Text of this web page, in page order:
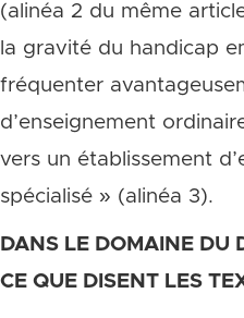
(alinéa 2 du même
la gravité du handicap
fréquenter
d’enseignement
vers un établissement
spécialisé » (alinéa 3).
DANS LE DOMAINE DU
CE QUE DISENT LES